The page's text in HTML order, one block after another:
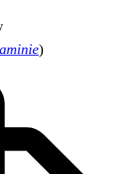
)